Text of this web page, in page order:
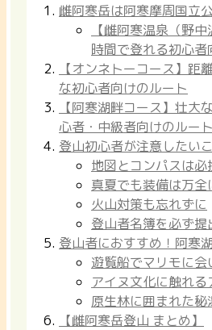
雌阿寒岳は阿寒摩周国立
【雌阿寒温泉（野
時間で登れる初心者
【オンネトーコース】距
な初心者向けのルート
【阿寒湖畔コース】壮大
心者・中級者向けのルート
登山初心者が注意したい
地図とコンパスは必
真夏でも装備は万全
火山対策も忘れずに
登山者名簿を必ず提
登山者におすすめ！阿寒
遊覧船でマリモに会
アイヌ文化に触れる
原生林に囲まれた
【雌阿寒岳登山 まとめ】